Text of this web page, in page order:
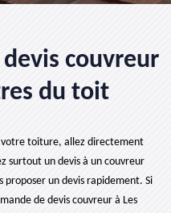
couvreur
du toit
votre toiture, allez directement
surtout un devis à un couvreur
proposer un devis rapidement. Si
de devis couvreur à Les